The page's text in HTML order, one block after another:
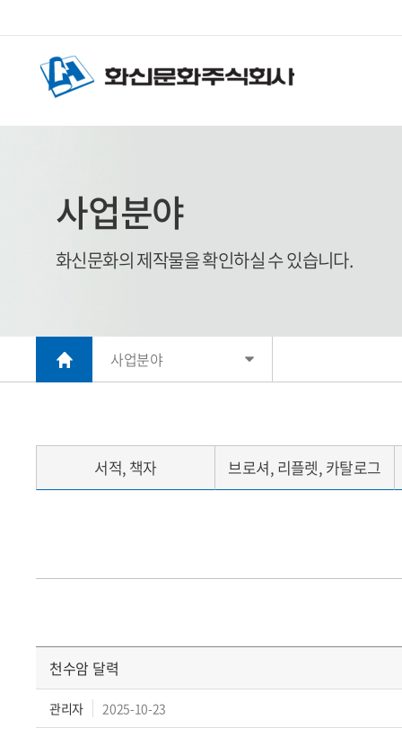
사업분야
화신문화의 제작물을 확인하실 수 있습니다.
사업분야
서적, 책자 브로셔, 리플렛, 카탈로그
천수암 달력
관리자 2025-10-23